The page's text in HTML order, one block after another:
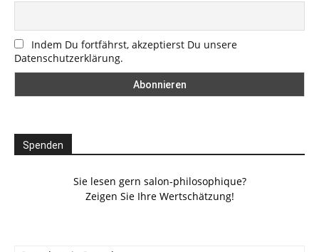
Indem Du fortfährst, akzeptierst Du unsere
Datenschutzerklärung.
Spenden
Sie lesen gern salon-philosophique?
Zeigen Sie Ihre Wertschätzung!